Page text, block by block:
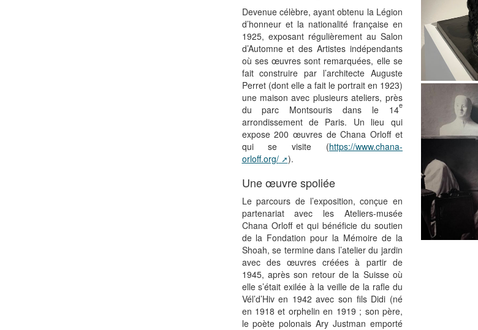
Devenue célèbre, ayant obtenu la Légion
d’honneur et la nationalité française en
1925, exposant régulièrement au Salon
d’Automne et des Artistes indépendants
où ses œuvres sont remarquées, elle se
fait construire par l’architecte Auguste
Perret (dont elle a fait le portrait en 1923)
une maison avec plusieurs ateliers, près
du parc Montsouris dans le 14e
arrondissement de Paris. Un lieu qui
expose 200 œuvres de Chana Orloff et
qui se visite (https://www.chana-
orloff.org/
).
Une œuvre spoliée
Le parcours de l’exposition, conçue en
partenariat avec les Ateliers-musée
Chana Orloff et qui bénéficie du soutien
de la Fondation pour la Mémoire de la
Shoah, se termine dans l’atelier du jardin
avec des œuvres créées à partir de
1945, après son retour de la Suisse où
elle s’était exilée à la veille de la rafle du
Vél’d’Hiv en 1942 avec son fils Didi (né
en 1918 et orphelin en 1919 ; son père,
le poète polonais Ary Justman emporté